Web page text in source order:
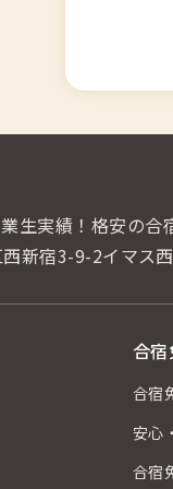
生実績！ 格安の合
新宿3-9-2イマス
合
合宿
安心
合宿